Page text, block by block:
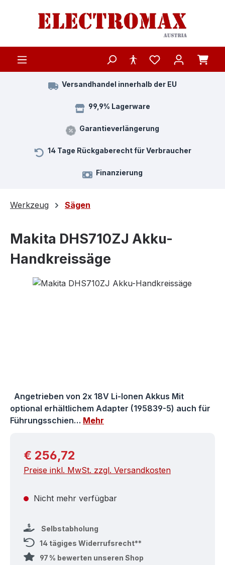
Zum Hauptinhalt springen
Versandhandel innerhalb der EU
99,9% Lagerware
Garantieverlängerung
14 Tage Rückgaberecht für Verbraucher
Finanzierung
Werkzeug Sägen
Makita DHS710ZJ Akku-
Handkreissäge
Bildergalerie überspringen
Angetrieben von 2x 18V Li-Ionen Akkus Mit
optional erhältlichem Adapter (195839-5) auch für
Führungsschien… Mehr
Regulärer Preis:
€ 256,72
Preise inkl. MwSt. zzgl. Versandkosten
Nicht mehr verfügbar
Selbstabholung
14 tägiges Widerrufsrecht**
97 % bewerten unseren Shop